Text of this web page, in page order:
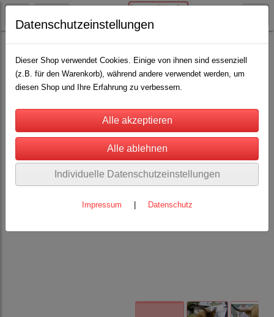
Rinderhaltung Nasenringe, Nasenbremsen und Bullenführstab(22)
Datenschutzeinstellungen
Dieser Shop verwendet Cookies. Einige von ihnen sind essenziell
(z.B. für den Warenkorb), während andere verwendet werden, um
diesen Shop und Ihre Erfahrung zu verbessern.
Individuelle Datenschutzeinstellungen
Impressum Datenschutz